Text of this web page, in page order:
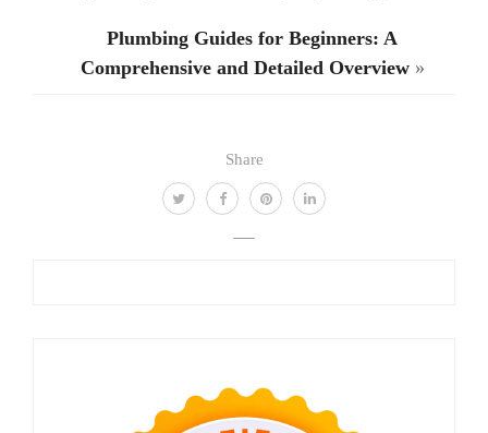
Share
Plumbing Guides for Beginners: A
Comprehensive and Detailed Overview»